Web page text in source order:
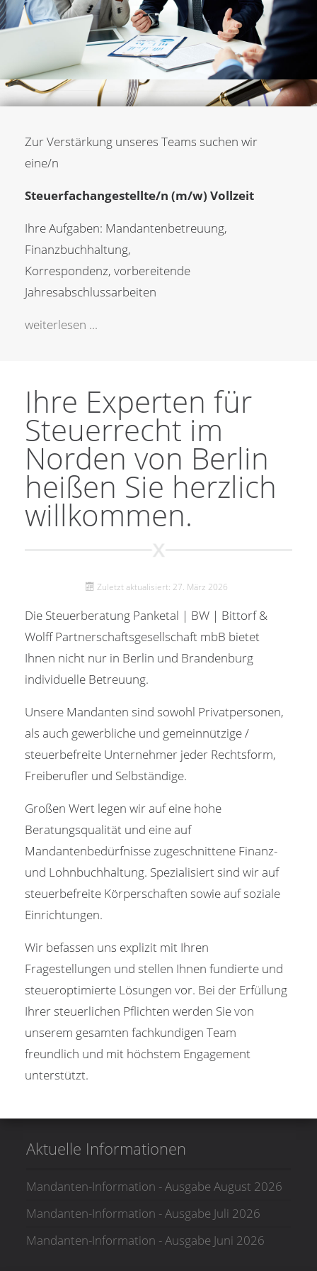
Zur Verstärkung unseres Teams suchen wir
eine/n
Steuerfachangestellte/n (m/w) Vollzeit
Ihre Aufgaben: Mandantenbetreuung,
Finanzbuchhaltung,
Korrespondenz, vorbereitende
Jahresabschlussarbeiten
weiterlesen ...
Ihre Experten für
Steuerrecht im
Norden von Berlin
heißen Sie herzlich
willkommen.
Zuletzt aktualisiert: 27. März 2026
Die Steuerberatung Panketal | BW | Bittorf &
Wolff Partnerschaftsgesellschaft mbB bietet
Ihnen nicht nur in Berlin und Brandenburg
individuelle Betreuung.
Unsere Mandanten sind sowohl Privatpersonen,
als auch gewerbliche und gemeinnützige /
steuerbefreite Unternehmer jeder Rechtsform,
Freiberufler und Selbständige.
Großen Wert legen wir auf eine hohe
Beratungsqualität und eine auf
Mandantenbedürfnisse zugeschnittene Finanz-
und Lohnbuchhaltung. Spezialisiert sind wir auf
steuerbefreite Körperschaften sowie auf soziale
Einrichtungen.
Wir befassen uns explizit mit Ihren
Fragestellungen und stellen Ihnen fundierte und
steueroptimierte Lösungen vor. Bei der Erfüllung
Ihrer steuerlichen Pflichten werden Sie von
unserem gesamten fachkundigen Team
freundlich und mit höchstem Engagement
unterstützt.
Aktuelle Informationen
Mandanten-Information - Ausgabe August 2026
Mandanten-Information - Ausgabe Juli 2026
Mandanten-Information - Ausgabe Juni 2026